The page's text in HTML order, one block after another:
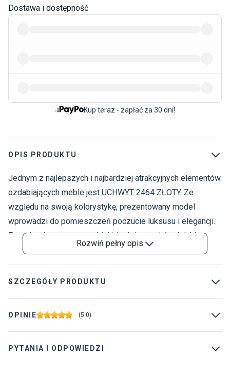
Dostawa i dostępność
Kup teraz - zapłać za 30 dni!
OPIS PRODUKTU
Jednym z najlepszych i najbardziej atrakcyjnych elementów
ozdabiających meble jest UCHWYT 2464 ZŁOTY. Ze
względu na swoją kolorystykę, prezentowany model
wprowadzi do pomieszczeń poczucie luksusu i elegancji.
Został wykonany z wysokiej jakości materiału, dzięki
czemu jest stosunkowo lekki, a zarazem trwały oraz
odporny na czynniki codziennego użytkowania.
Odpowiednio wyprofilowana konstrukcja o okrągłym
Ponadto ułatwia dostęp do przechowywanych w nich
nowoczesnych aranżacjach wnętrz.
Rozwiń pełny opis
SZCZEGÓŁY PRODUKTU
Dostawca :
OPINIE (5.0)
PYTANIA I ODPOWIEDZI